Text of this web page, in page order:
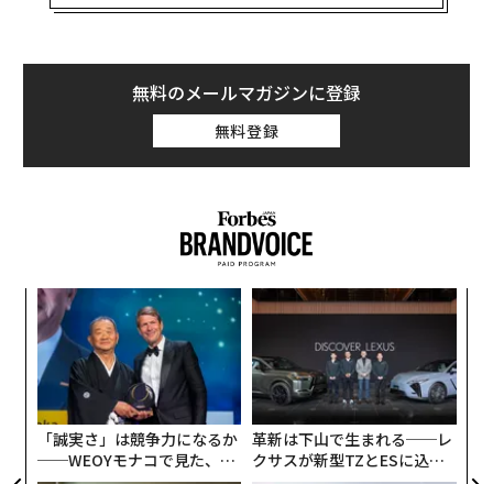
係人口の創出」といった社会の課題を解決する可能性が詰まっている。彼女はいま、どん
クレイ勇輝（以下、クレイ）：秋元さんとは数年前から
面識があり、本当に色々なことを深く考えているなとい
て教えていただけますか。
秋元 里奈（以下、秋元）：「食べチョク」は、全国の⽣
産者から直接⾷材などを購⼊できる産直通販サイトで
す。地域の生産者と都市部に住んでいる消費者をつなぐ
ことを目的に、2017年にスタートしました。さらに、20
22年10月には「お得意さま機能」を開始し、生産者と消
費者の関係をより深くするための取り組みを始めまし
た。
無料のメールマガジンに登録
無料登録
「誠実さ」は競争力になるか
──WEOYモナコで見た、く
革新は下山で生まれる──レ
クサスが新型TZとESに込め